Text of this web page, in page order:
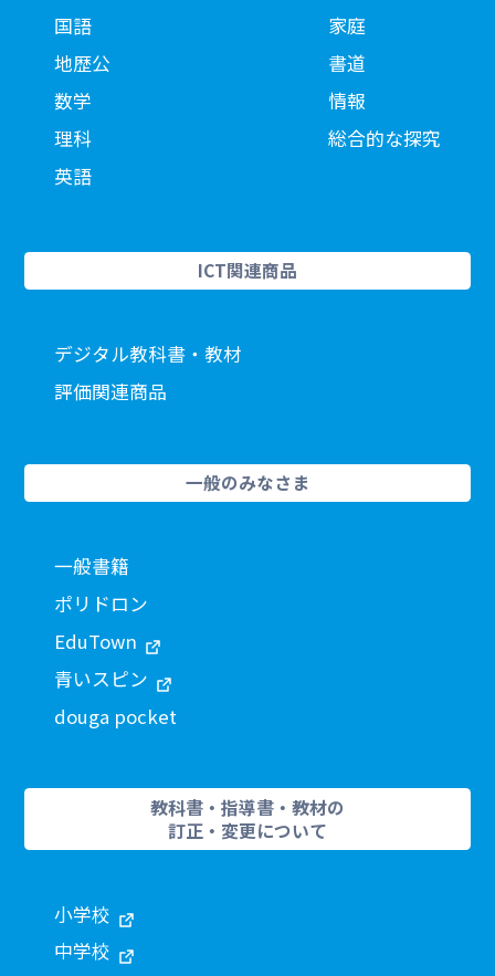
国語
地歴公
数学
理科
英語
家庭
書道
情報
総合的な探究
ICT関連商品
デジタル教科書・教材
評価関連商品
一般のみなさま
一般書籍
ポリドロン
EduTown
青いスピン
douga pocket
教科書・指導書・教材の
訂正・変更について
小学校
中学校